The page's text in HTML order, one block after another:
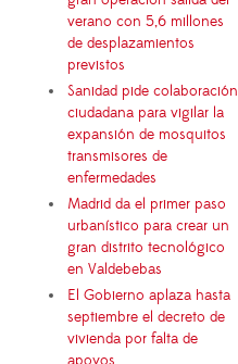
verano con 5,6 millones
de desplazamientos
previstos
Sanidad pide colaboración
ciudadana para vigilar la
expansión de mosquitos
transmisores de
enfermedades
Madrid da el primer paso
urbanístico para crear un
gran distrito tecnológico
en Valdebebas
El Gobierno aplaza hasta
septiembre el decreto de
vivienda por falta de